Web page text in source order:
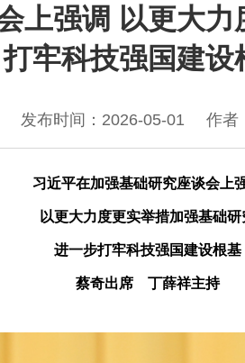
上强调 以更大
打牢科技强国建设
发布时间：2026-05-01 作者
习近平在加强基础研究座谈会上
以更大力度更实举措加强基础研
进一步打牢科技强国建设根基
蔡奇出席 丁薛祥主持